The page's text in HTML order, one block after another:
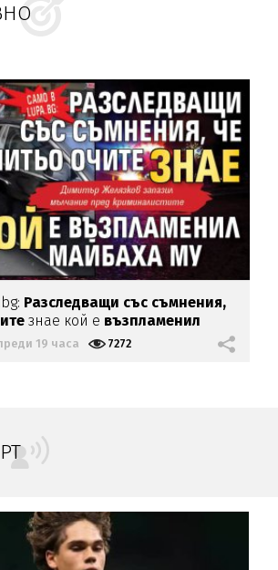
Разследващи със съмнения,
знае кой е възпламенил
19 часа 7272